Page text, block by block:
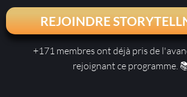
REJOINDRE
+171 membres ont déjà pris de
rejoignant ce programme.